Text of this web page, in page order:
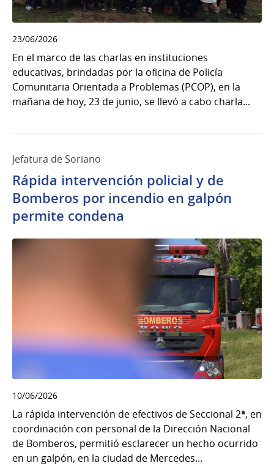
23/06/2026
En el marco de las charlas en instituciones
educativas, brindadas por la oficina de Policía
Comunitaria Orientada a Problemas (PCOP), en la
mañana de hoy, 23 de junio, se llevó a cabo charla...
Jefatura de Soriano
Rápida intervención policial y de
Bomberos por incendio en galpón
permite condena
10/06/2026
La rápida intervención de efectivos de Seccional 2ª, en
coordinación con personal de la Dirección Nacional
de Bomberos, permitió esclarecer un hecho ocurrido
en un galpón, en la ciudad de Mercedes...